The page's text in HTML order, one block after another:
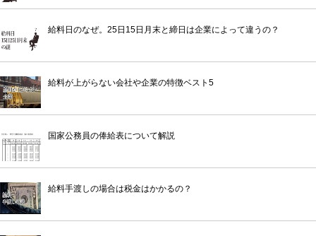
給料日のなぜ。25日15日月末と締日は企業によって違うの？
給料が上がらない会社や企業の特徴ベスト5
国家公務員の俸給表について解説
給料手渡しの場合は税金はかかるの？